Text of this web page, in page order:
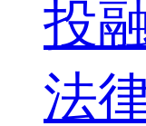
投
法